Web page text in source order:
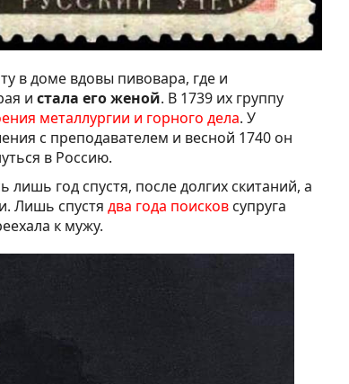
в доме вдовы пивовара, где и
и стала его женой. В 1739 их группу
металлургии и горного дела. У
с преподавателем и весной 1740 он
в Россию.
лишь год спустя, после долгих скитаний, а
Лишь спустя два года поисков супруга
к мужу.